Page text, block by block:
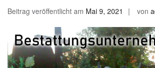
Beitrag veröffentlicht am Mai 9, 2021 von